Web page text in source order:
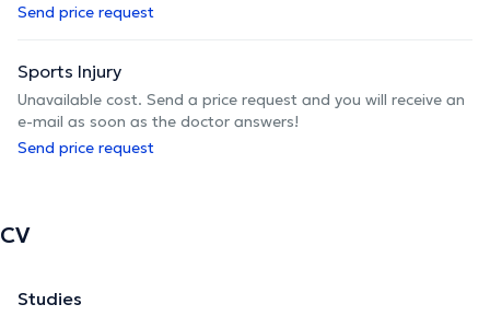
Send price request
Sports Injury
Unavailable cost. Send a price request and you will receive an
e-mail as soon as the doctor answers!
Send price request
CV
Studies